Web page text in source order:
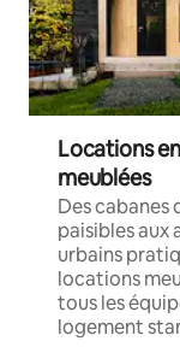
Locations
meublées
Des cabanes
paisibles
urbains
locations
tous les
logement